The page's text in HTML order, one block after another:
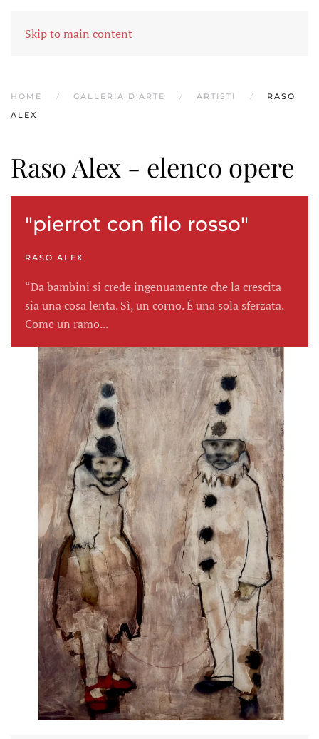
Skip to main content
HOME GALLERIA D'ARTE ARTISTI
RASO
ALEX
Raso Alex - elenco opere
"pierrot con filo rosso"
RASO ALEX
“Da bambini si crede ingenuamente che la crescita
sia una cosa lenta. Sì, un corno. È una sola sferzata.
Come un ramo...